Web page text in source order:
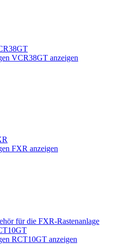
VCR38GT anzeigen
FXR anzeigen
für die FXR-Rastenanlage
RCT10GT anzeigen